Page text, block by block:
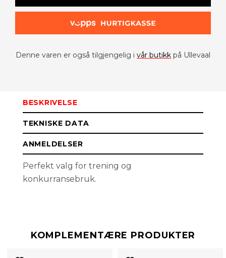
Denne varen er også tilgjengelig i vår butikk på Ullevaal
BESKRIVELSE
TEKNISKE DATA
ANMELDELSER
Perfekt valg for trening og
konkurransebruk.
KOMPLEMENTÆRE PRODUKTER